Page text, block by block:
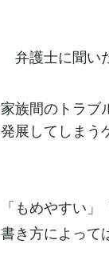
弁護士に聞い
家族間のトラブ
発展してしまう
「もめやすい
書き方によって